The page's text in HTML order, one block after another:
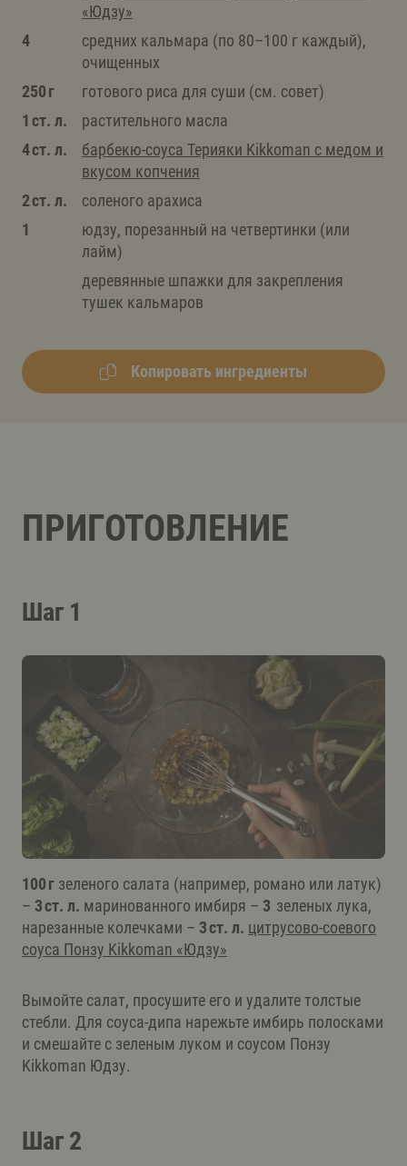
«Юдзу»
4
средних кальмара (по 80–100 г каждый),
очищенных
250 г
готового риса для суши (см. совет)
1 ст. л.
растительного масла
4 ст. л.
барбекю-соуса Терияки Kikkoman с медом и
вкусом копчения
2 ст. л.
соленого арахиса
1
юдзу, порезанный на четвертинки (или
лайм)
деревянные шпажки для закрепления
тушек кальмаров
Копировать ингредиенты
ПРИГОТОВЛЕНИЕ
Шаг 1
100 г зеленого салата (например, романо или латук)
– 3 ст. л. маринованного имбиря – 3 зеленых лука,
нарезанные колечками – 3 ст. л. цитрусово-соевого
соуса Понзу Kikkoman «Юдзу»
Вымойте салат, просушите его и удалите толстые
стебли. Для соуса-дипа нарежьте имбирь полосками
и смешайте с зеленым луком и соусом Понзу
Kikkoman Юдзу.
Шаг 2